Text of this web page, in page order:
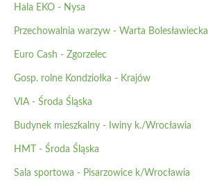
Hala EKO - Nysa
Przechowalnia warzyw - Warta Bolesławiecka
Euro Cash - Zgorzelec
Gosp. rolne Kondziołka - Krajów
VIA - Środa Śląska
Budynek mieszkalny - Iwiny k./Wrocławia
HMT - Środa Śląska
Sala sportowa - Pisarzowice k/Wrocławia